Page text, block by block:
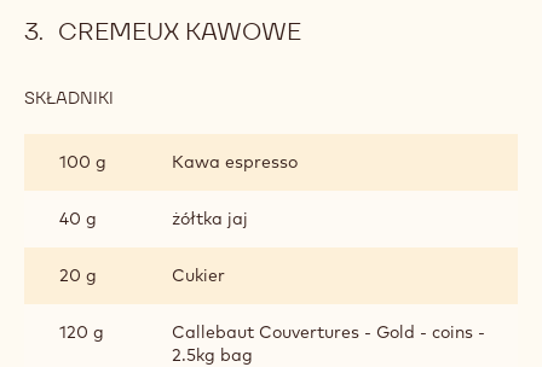
CREMEUX KAWOWE
SKŁADNIKI
100 g
Kawa espresso
40 g żółtka jaj
20 g Cukier
120 g
Callebaut Couvertures - Gold - coins -
2.5kg bag